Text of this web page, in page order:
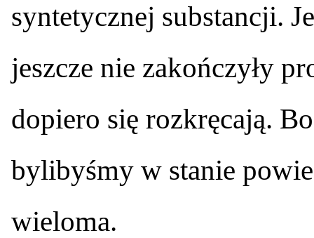
syntetycznej substancji.
jeszcze nie zakończyły
dopiero się rozkręcają.
bylibyśmy w stanie
wieloma.